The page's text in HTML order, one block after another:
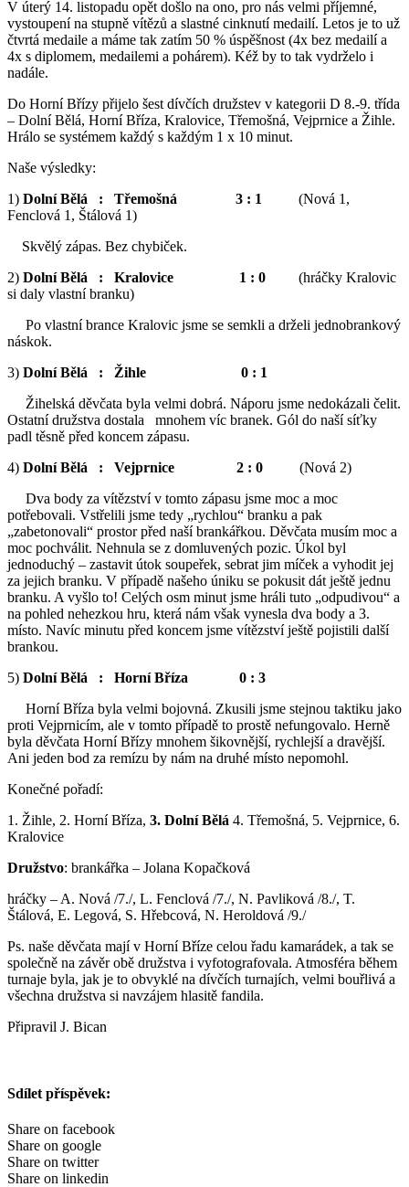
V úterý 14. listopadu opět došlo na ono, pro nás velmi příjemné,
vystoupení na stupně vítězů a slastné cinknutí medailí. Letos je to už
čtvrtá medaile a máme tak zatím 50 % úspěšnost (4x bez medailí a
4x s diplomem, medailemi a pohárem). Kéž by to tak vydrželo i
nadále.
Do Horní Břízy přijelo šest dívčích družstev v kategorii D 8.-9. třída
– Dolní Bělá, Horní Bříza, Kralovice, Třemošná, Vejprnice a Žihle.
Hrálo se systémem každý s každým 1 x 10 minut.
Naše výsledky:
1) Dolní Bělá : Třemošná 3 : 1
(Nová 1,
Fenclová 1, Štálová 1)
Skvělý zápas. Bez chybiček.
2) Dolní Bělá : Kralovice 1 : 0 (hráčky Kralovic
si daly vlastní branku)
Po vlastní brance Kralovic jsme se semkli a drželi jednobrankový
náskok.
3) Dolní Bělá : Žihle 0 : 1
Žihelská děvčata byla velmi dobrá. Náporu jsme nedokázali čelit.
Ostatní družstva dostala mnohem víc branek. Gól do naší síťky
padl těsně před koncem zápasu.
4) Dolní Bělá : Vejprnice 2 : 0
(Nová 2)
Dva body za vítězství v tomto zápasu jsme moc a moc
potřebovali. Vstřelili jsme tedy „rychlou“ branku a pak
„zabetonovali“ prostor před naší brankářkou. Děvčata musím moc a
moc pochválit. Nehnula se z domluvených pozic. Úkol byl
jednoduchý – zastavit útok soupeřek, sebrat jim míček a vyhodit jej
za jejich branku. V případě našeho úniku se pokusit dát ještě jednu
branku. A vyšlo to! Celých osm minut jsme hráli tuto „odpudivou“ a
na pohled nehezkou hru, která nám však vynesla dva body a 3.
místo. Navíc minutu před koncem jsme vítězství ještě pojistili další
brankou.
5) Dolní Bělá : Horní Bříza 0 : 3
Horní Bříza byla velmi bojovná. Zkusili jsme stejnou taktiku jako
proti Vejprnicím, ale v tomto případě to prostě nefungovalo. Herně
byla děvčata Horní Břízy mnohem šikovnější, rychlejší a dravější.
Ani jeden bod za remízu by nám na druhé místo nepomohl.
Konečné pořadí:
1. Žihle, 2. Horní Bříza, 3. Dolní Bělá 4. Třemošná, 5. Vejprnice, 6.
Kralovice
Družstvo: brankářka – Jolana Kopačková
hráčky – A. Nová /7./, L. Fenclová /7./, N. Pavliková /8./, T.
Štálová, E. Legová, S. Hřebcová, N. Heroldová /9./
Ps. naše děvčata mají v Horní Bříze celou řadu kamarádek, a tak se
společně na závěr obě družstva i vyfotografovala. Atmosféra během
turnaje byla, jak je to obvyklé na dívčích turnajích, velmi bouřlivá a
všechna družstva si navzájem hlasitě fandila.
Připravil J. Bican
Sdílet příspěvek:
Share on facebook
Share on google
Share on twitter
Share on linkedin